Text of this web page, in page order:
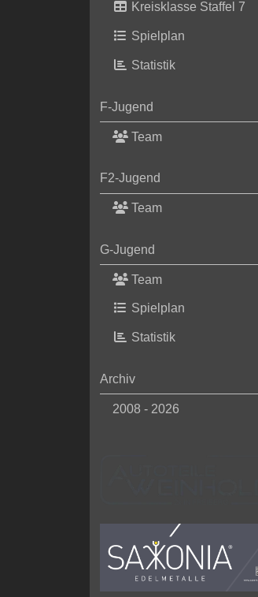
Kreisklasse Staffel 7
Spielplan
Statistik
F-Jugend
Team
F2-Jugend
Team
G-Jugend
Team
Spielplan
Statistik
Archiv
2008 - 2026